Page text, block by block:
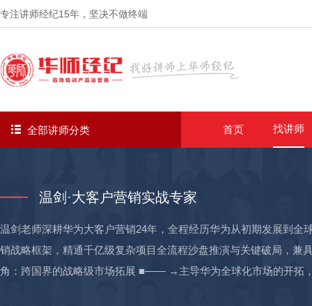
专注讲师经纪15年 ，坚决不做终端
全部讲师分类 首页 找讲师
温剑·大客户营销实战专家
温剑老师深耕华为大客户营销24年，全程经历华为从初期发展到
销战略框架，精通千亿级复杂项目全流程沙盘推演与关键破局，兼具商业
角：跨国界的战略级市场拓展 ■—— →主导华为全球化市场的开拓